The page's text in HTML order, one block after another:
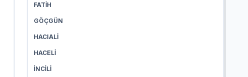
FATIH
GÖÇGÜN
HACIALI
HACELI
İNCILI